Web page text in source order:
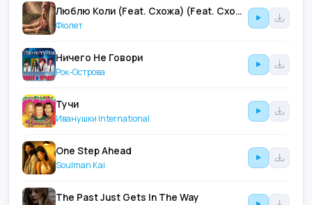
Люблю Коли (Feat. Схожа) (Feat. Схожа)
Фіолет
Ничего Не Говори
Рок-Острова
Тучи
Иванушки International
One Step Ahead
Soulman Kai
The Past Just Gets In The Way